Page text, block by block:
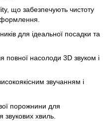
що забезпечують чистоту
для ідеальної посадки та
повної насолоди 3D звуком і
звучанням і
порожнини для
хвиль.